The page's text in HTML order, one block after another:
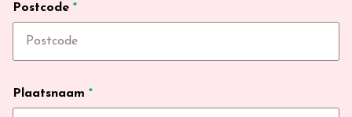
Postcode *
Plaatsnaam *